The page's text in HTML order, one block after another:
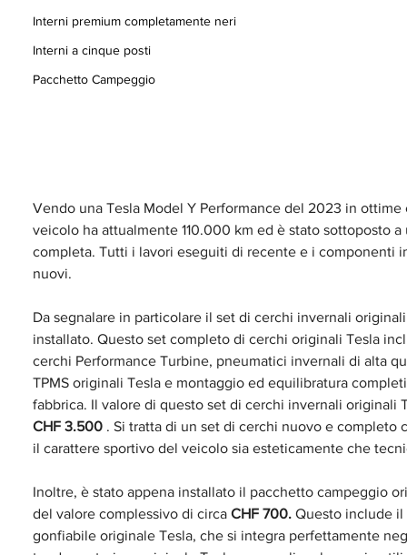
Interni premium completamente neri
Interni a cinque posti
Pacchetto Campeggio
Vendo una Tesla Model Y Performance del 2023 in
veicolo ha attualmente 110.000 km ed è stato sottoposto
completa. Tutti i lavori eseguiti di recente e i componenti
nuovi.
Da segnalare in particolare il set di cerchi invernali
installato. Questo set completo di cerchi originali Tesla
cerchi Performance Turbine, pneumatici invernali di alta
TPMS originali Tesla e montaggio ed equilibratura
fabbrica. Il valore di questo set di cerchi invernali originali
CHF 3.500 . Si tratta di un set di cerchi nuovo e completo
il carattere sportivo del veicolo sia esteticamente che
Inoltre, è stato appena installato il pacchetto campeggio
del valore complessivo di circa CHF 700. Questo include
gonfiabile originale Tesla, che si integra perfettamente